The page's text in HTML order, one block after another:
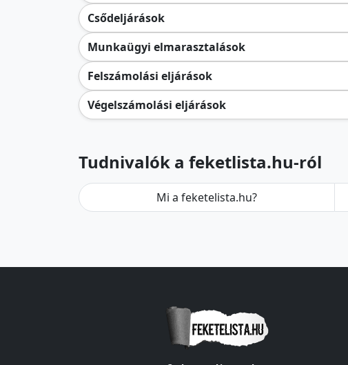
Csődeljárások
Munkaügyi elmarasztalások
Felszámolási eljárások
Végelszámolási eljárások
Tudnivalók a feketlista.hu-ról
Mi a feketelista.hu?